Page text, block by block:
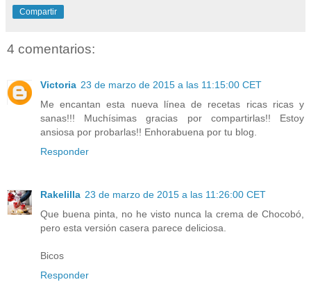
Compartir
4 comentarios:
Victoria 23 de marzo de 2015 a las 11:15:00 CET
Me encantan esta nueva línea de recetas ricas ricas y
sanas!!! Muchísimas gracias por compartirlas!! Estoy
ansiosa por probarlas!! Enhorabuena por tu blog.
Responder
Rakelilla 23 de marzo de 2015 a las 11:26:00 CET
Que buena pinta, no he visto nunca la crema de Chocobó,
pero esta versión casera parece deliciosa.
Bicos
Responder